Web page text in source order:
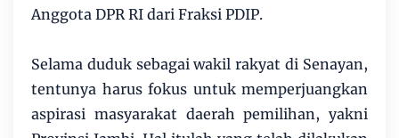
Anggota DPR RI dari Fraksi PDIP.
Selama duduk sebagai wakil rakyat di Senayan,
tentunya harus fokus untuk memperjuangkan
aspirasi masyarakat daerah pemilihan, yakni